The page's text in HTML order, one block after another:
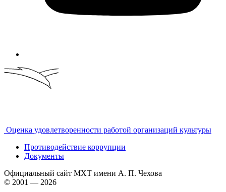
Оценка удовлетворенности работой организаций культуры
Противодействие коррупции
Документы
Официальный сайт МХТ имени А. П. Чехова
© 2001 — 2026